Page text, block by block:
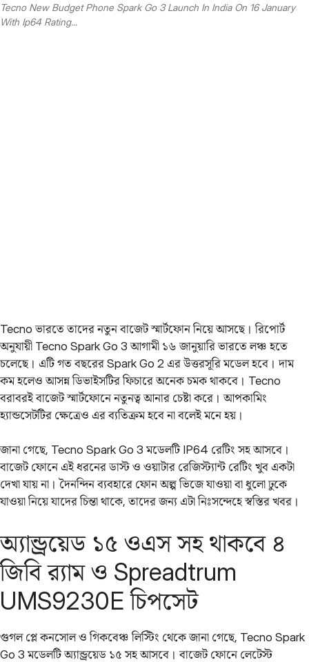
Tecno New Budget Phone Spark Go 3 Launch In India On 16 January
With Ip64 Rating...
Tecno ভারতে তাদের নতুন বাজেট স্মার্টফোন নিয়ে আসছে। রিপোর্ট
অনুযায়ী Tecno Spark Go 3 আগামী ১৬ জানুয়ারি ভারতে লঞ্চ হতে
চলেছে। এটি গত বছরের Spark Go 2 এর উত্তরসূরি মডেল হবে। দাম
কম হলেও আসন্ন ডিভাইসটির ফিচারে অনেক চমক থাকবে। Tecno
বরাবরই বাজেট স্মার্টফোনে নতুনত্ব আনার চেষ্টা করে। আপকামিং
হ্যান্ডসেটটির ক্ষেত্রেও এর ব্যতিক্রম হবে না বলেই মনে হয়।
জানা গেছে, Tecno Spark Go 3 মডেলটি IP64 রেটিং সহ আসবে।
বাজেট ফোনে এই ধরনের ডাস্ট ও ওয়াটার রেজিস্ট্যান্ট রেটিং খুব একটা
দেখা যায় না। দৈনন্দিন ব্যবহারে ফোন অল্প ভিজে যাওয়া বা ধুলো ঢুকে
যাওয়া নিয়ে যাদের চিন্তা থাকে, তাদের জন্য এটা নিঃসন্দেহে স্বস্তির খবর।
অ্যান্ড্রয়েড ১৫ ওএস সহ থাকবে ৪
জিবি র‌্যাম ও Spreadtrum
UMS9230E চিপসেট
গুগল প্লে কনসোল ও গিকবেঞ্চ লিস্টিং থেকে জানা গেছে, Tecno Spark
Go 3 মডেলটি অ্যান্ড্রয়েড ১৫ সহ আসবে। বাজেট ফোনে লেটেস্ট